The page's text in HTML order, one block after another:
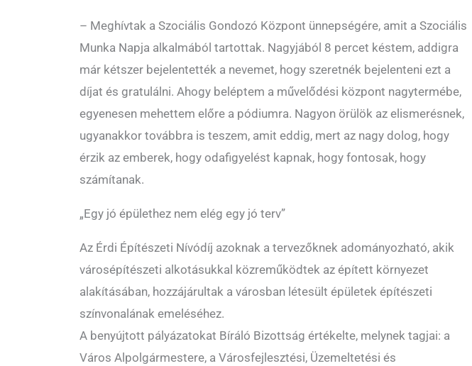
– Meghívtak a Szociális Gondozó Központ ünnepségére, amit a Szociális
Munka Napja alkalmából tartottak. Nagyjából 8 percet késtem, addigra
már kétszer bejelentették a nevemet, hogy szeretnék bejelenteni ezt a
díjat és gratulálni. Ahogy beléptem a művelődési központ nagytermébe,
egyenesen mehettem előre a pódiumra. Nagyon örülök az elismerésnek,
ugyanakkor továbbra is teszem, amit eddig, mert az nagy dolog, hogy
érzik az emberek, hogy odafigyelést kapnak, hogy fontosak, hogy
számítanak.
„Egy jó épülethez nem elég egy jó terv”
Az Érdi Építészeti Nívódíj azoknak a tervezőknek adományozható, akik
városépítészeti alkotásukkal közreműködtek az épített környezet
alakításában, hozzájárultak a városban létesült épületek építészeti
színvonalának emeléséhez.
A benyújtott pályázatokat Bíráló Bizottság értékelte, melynek tagjai: a
Város Alpolgármestere, a Városfejlesztési, Üzemeltetési és